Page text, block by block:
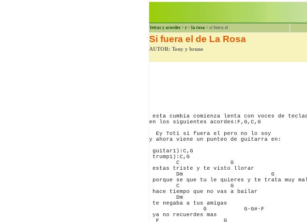
letras y acordes > r > la rosa > si fuera el
Si fuera el de La Rosa
AUTOR: Tony y bruno
esta cumbia comienza lenta con voces de
en los siguientes acordes:F,G,C,G
  Ey Toti si fuera el pero no lo soy
y ahora viene un punteo de guitarra en:
guitar1):C,G
trump1):C,G
        C               G
estas triste y te visto llorar
        Dm                          G
porque se que tu le quieres y te trata muy
        C               G
hace tiempo que no vas a bailar
        Dm
te negaba a tus amigas
                G           G-G#-F
ya no recuerdes mas
  F                   G